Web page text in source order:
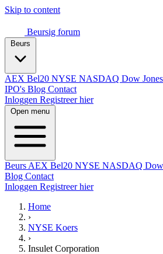
Skip to content
Beursig forum
AEX Bel20 NYSE NASDAQ Dow Jones
IPO's Blog Contact
Inloggen Registreer hier
Open menu
Beurs AEX Bel20 NYSE NASDAQ
Blog Contact
Inloggen Registreer hier
Home
›
NYSE Koers
›
Insulet Corporation